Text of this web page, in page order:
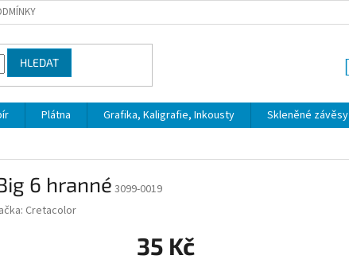
HLEDAT
Plátna Grafika, Kaligrafie, Inkousty Skleněné závěsy
6 hranné 3099-0019
Cretacolor
35 Kč